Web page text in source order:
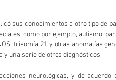
sus conocimientos a otro tipo de
como por ejemplo, autismo,
trisomía 21 y otras anomalías
y una serie de otros diagnósticos.
neurológicas, y de